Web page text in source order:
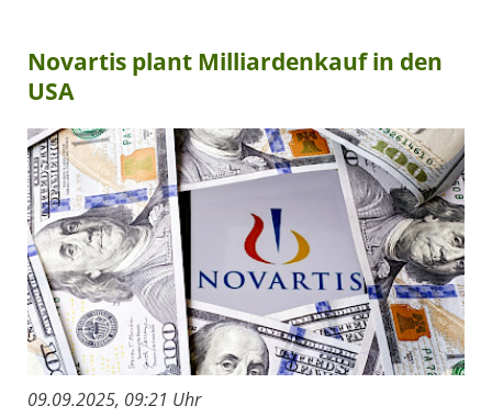
Novartis plant Milliardenkauf in den
USA
09.09.2025, 09:21 Uhr